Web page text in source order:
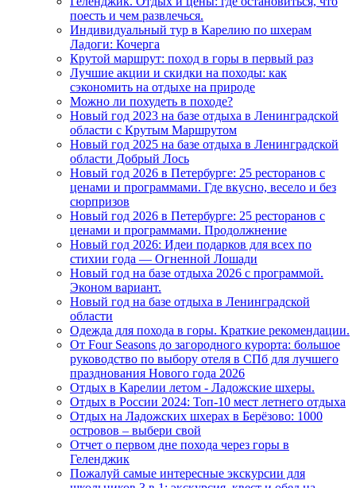
поесть и чем развлечься.
Индивидуальный тур в Карелию по шхерам
Ладоги: Кочерга
Крутой маршрут: поход в горы в первый раз
Лучшие акции и скидки на походы: как
сэкономить на отдыхе на природе
Можно ли похудеть в походе?
Новый год 2023 на базе отдыха в Ленинградской
области с Крутым Маршрутом
Новый год 2025 на базе отдыха в Ленинградской
области Добрый Лось
Новый год 2026 в Петербурге: 25 ресторанов с
ценами и программами. Где вкусно, весело и без
сюрпризов
Новый год 2026 в Петербурге: 25 ресторанов с
ценами и программами. Продолжнение
Новый год 2026: Идеи подарков для всех по
стихии года — Огненной Лошади
Новый год на базе отдыха 2026 с программой.
Эконом вариант.
Новый год на базе отдыха в Ленинградской
области
Одежда для похода в горы. Краткие рекомендации.
От Four Seasons до загородного курорта: большое
руководство по выбору отеля в СПб для лучшего
празднования Нового года 2026
Отдых в Карелии летом - Ладожские шхеры.
Отдых в России 2024: Топ-10 мест летнего отдыха
Отдых на Ладожских шхерах в Берёзово: 1000
островов – выбери свой
Отчет о первом дне похода через горы в
Геленджик
Пожалуй самые интересные экскурсии для